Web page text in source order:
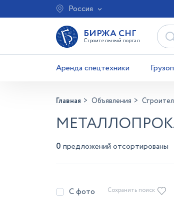
Россия
БИРЖА СНГ
Строительный портал
Аренда спецтехники
Главная Объявления
0 предложений отсортированы
С фото
Сохранить поиск